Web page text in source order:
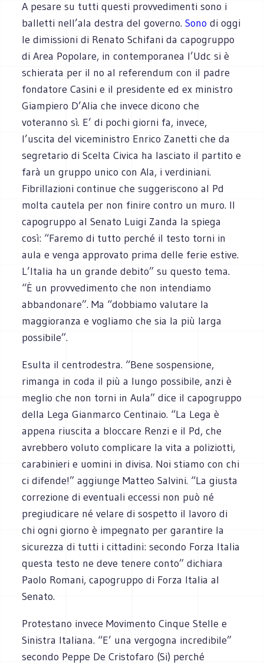
A pesare su tutti questi provvedimenti sono i
balletti nell’ala destra del governo. Sono di oggi
le dimissioni di Renato Schifani da capogruppo
di Area Popolare, in contemporanea l’Udc si è
schierata per il no al referendum con il padre
fondatore Casini e il presidente ed ex ministro
Giampiero D’Alia che invece dicono che
voteranno sì. E’ di pochi giorni fa, invece,
l’uscita del viceministro Enrico Zanetti che da
segretario di Scelta Civica ha lasciato il partito e
farà un gruppo unico con Ala, i verdiniani.
Fibrillazioni continue che suggeriscono al Pd
molta cautela per non finire contro un muro. Il
capogruppo al Senato Luigi Zanda la spiega
così: “Faremo di tutto perché il testo torni in
aula e venga approvato prima delle ferie estive.
L’Italia ha un grande debito” su questo tema.
“È un provvedimento che non intendiamo
abbandonare”. Ma “dobbiamo valutare la
maggioranza e vogliamo che sia la più larga
possibile”.
Esulta il centrodestra. “Bene sospensione,
rimanga in coda il più a lungo possibile, anzi è
meglio che non torni in Aula” dice il capogruppo
della Lega Gianmarco Centinaio. “La Lega è
appena riuscita a bloccare Renzi e il Pd, che
avrebbero voluto complicare la vita a poliziotti,
carabinieri e uomini in divisa. Noi stiamo con chi
ci difende!” aggiunge Matteo Salvini. “La giusta
correzione di eventuali eccessi non può né
pregiudicare né velare di sospetto il lavoro di
chi ogni giorno è impegnato per garantire la
sicurezza di tutti i cittadini: secondo Forza Italia
questa testo ne deve tenere conto” dichiara
Paolo Romani, capogruppo di Forza Italia al
Senato.
Protestano invece Movimento Cinque Stelle e
Sinistra Italiana. “E’ una vergogna incredibile”
secondo Peppe De Cristofaro (Si) perché